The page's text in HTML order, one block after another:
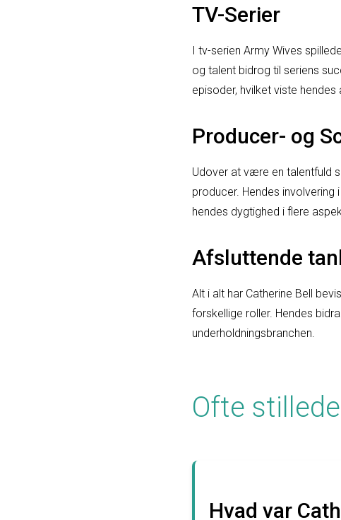
TV-Serier
I tv-serien Army Wives
og talent bidrog til seriens
episoder, hvilket viste hendes
Producer- og
Udover at være en talentfuld
producer. Hendes
hendes dygtighed i flere
Afsluttende
Alt i alt har Catherine Bell
forskellige roller. Hendes
underholdningsbranchen.
Ofte
Hvad var